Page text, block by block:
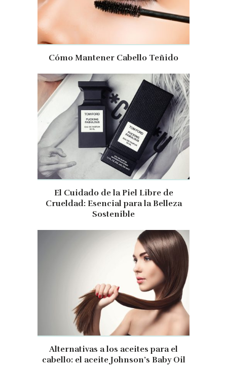
Cómo Mantener Cabello Teñido
El Cuidado de la Piel Libre de
Crueldad: Esencial para la Belleza
Sostenible
Alternativas a los aceites para el
cabello: el aceite Johnson’s Baby Oil